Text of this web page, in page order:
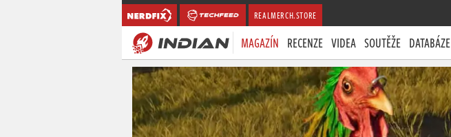
REALMERCH.STORE
MAGAZÍN RECENZE VIDEA SOUTĚŽE DATABÁZE